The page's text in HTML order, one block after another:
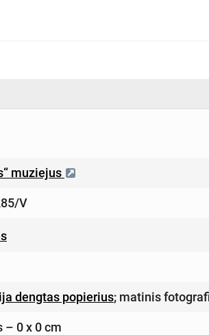
muziejus
V
dengtas popierius; matinis
– 0 x 0 cm